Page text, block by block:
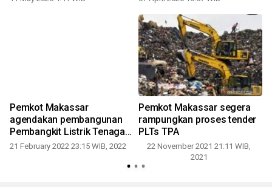
Pemkot Makassar
agendakan pembangunan
Pembangkit Listrik Tenaga
Sampah
21 February 2022 23:15 WIB, 2022
Pemkot Makassar segera
rampungkan proses tender
PLTs TPA
22 November 2021 21:11 WIB,
2021